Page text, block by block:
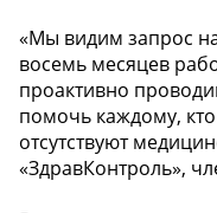
«Мы видим запрос
восемь месяцев
проактивно
помочь каждому,
отсутствуют
«ЗдравКонтроль»,